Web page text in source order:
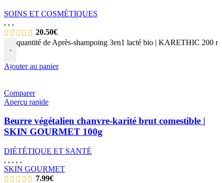
SOINS ET COSMÉTIQUES
, , ,
20.50€
-
quantité de Après-shampoing 3en1 lacté bio | KARETHIC 200
Ajouter au panier
Comparer
Aperçu rapide
Beurre végétalien chanvre-karité brut comestible |
SKIN GOURMET 100g
DIÉTÉTIQUE ET SANTÉ
, , , , ,
SKIN GOURMET
7.99€